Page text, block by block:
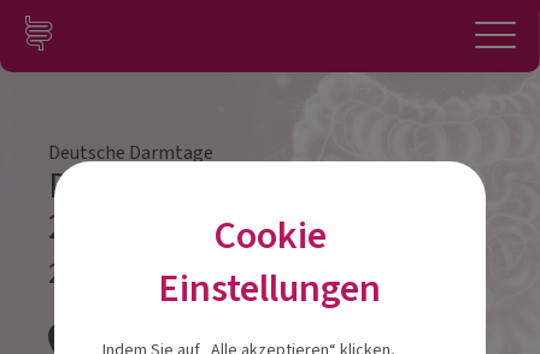
Zum Inhalt springen
Konto
Deutsche Darmtage
Darmtag Mönchengladbach
2026
21.03.2026
Cookie
Einstellungen